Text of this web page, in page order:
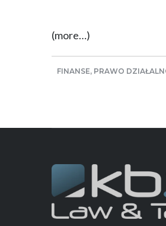
(more…)
FINANSE, PRAWO